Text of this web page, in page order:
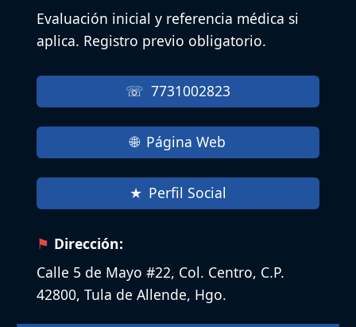
Evaluación inicial y referencia médica si
aplica. Registro previo obligatorio.
7731002823
Página Web
Perfil Social
Dirección:
Calle 5 de Mayo #22, Col. Centro, C.P.
42800, Tula de Allende, Hgo.